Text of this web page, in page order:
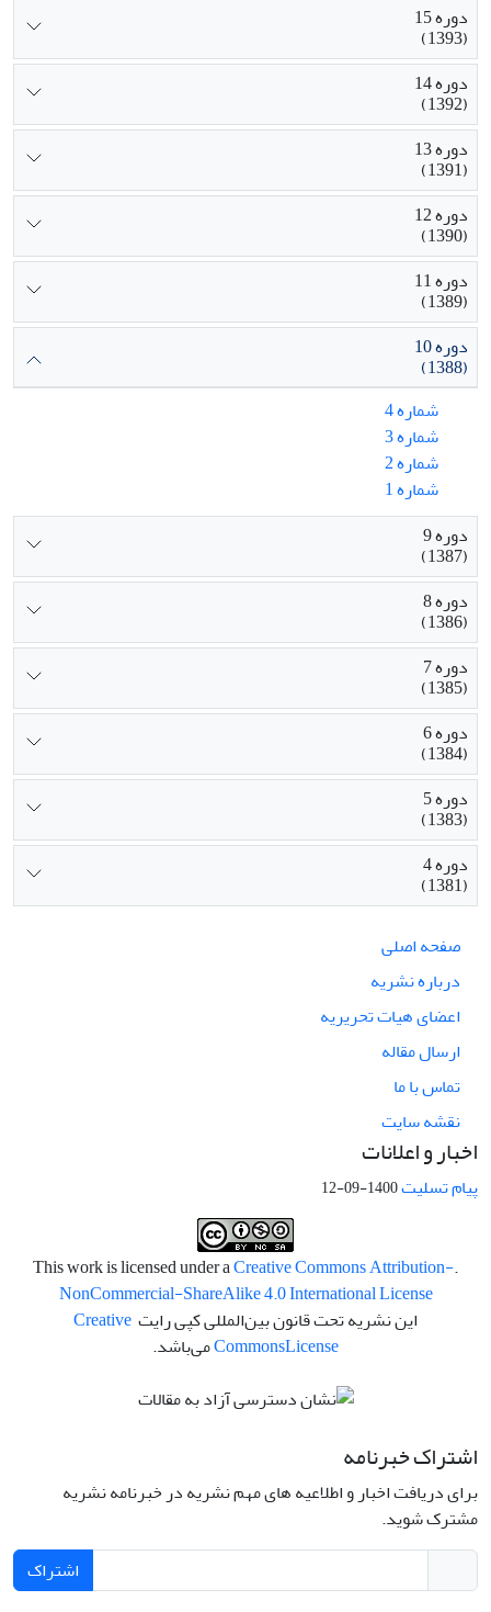
دوره 15
(1393)
دوره 14
(1392)
دوره 13
(1391)
دوره 12
(1390)
دوره 11
(1389)
دوره 10
(1388)
شماره 4
شماره 3
شماره 2
شماره 1
دوره 9
(1387)
دوره 8
(1386)
دوره 7
(1385)
دوره 6
(1384)
دوره 5
(1383)
دوره 4
(1381)
صفحه اصلی
درباره نشریه
اعضای هیات تحریریه
ارسال مقاله
تماس با ما
نقشه سایت
اخبار و اعلانات
پیام تسلیت1400-09-12
.This work is licensed under a
Creative Commons Attribution-
NonCommercial-ShareAlike 4.0 International License
این نشریه تحت قانون بین‌المللی کپی رایت Creative
CommonsLicense می‌باشد.
اشتراک خبرنامه
برای دریافت اخبار و اطلاعیه های مهم نشریه در خبرنامه نشریه
مشترک شوید.
اشتراک